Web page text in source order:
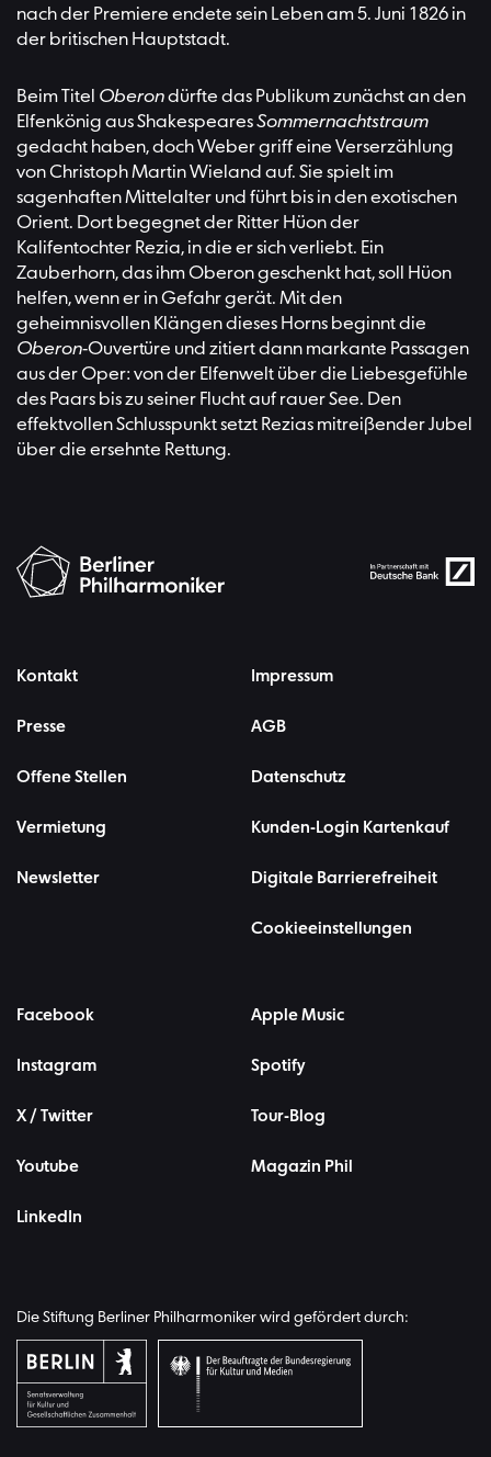
nach der Premiere endete sein Leben am 5. Juni 1826 in
der britischen Hauptstadt.
Beim Titel Oberondürfte das Publikum zunächst an den
Elfenkönig aus ShakespearesSommernachtstraum
gedacht haben, doch Weber griff eine Verserzählung
von Christoph Martin Wieland auf. Sie spielt im
sagenhaften Mittelalter und führt bis in den exotischen
Orient. Dort begegnet der Ritter Hüon der
Kalifentochter Rezia, in die er sich verliebt. Ein
Zauberhorn, das ihm Oberon geschenkt hat, soll Hüon
helfen, wenn er in Gefahr gerät. Mit den
geheimnisvollen Klängen dieses Horns beginnt die
Oberon-Ouvertüre und zitiert dann markante Passagen
aus der Oper: von der Elfenwelt über die Liebesgefühle
des Paars bis zu seiner Flucht auf rauer See. Den
effektvollen Schlusspunkt setzt Rezias mitreißender Jubel
über die ersehnte Rettung.
Kontakt
Presse
Offene Stellen
Vermietung
Newsletter
Impressum
AGB
Datenschutz
Kunden-Login Kartenkauf
Digitale Barrierefreiheit
Cookieeinstellungen
Facebook
Instagram
X / Twitter
Youtube
LinkedIn
Apple Music
Spotify
Tour-Blog
Magazin Phil
Die Stiftung Berliner Philharmoniker wird gefördert durch: